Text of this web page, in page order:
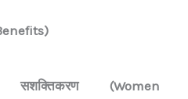
(Women